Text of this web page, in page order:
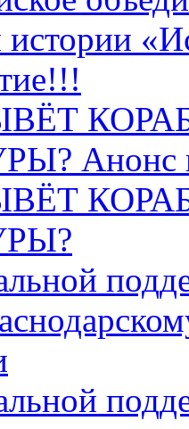
истории
Анонс